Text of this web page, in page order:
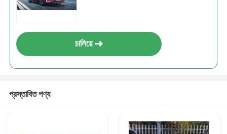
চালিয়ে
প্রস্তাবিত পণ্য